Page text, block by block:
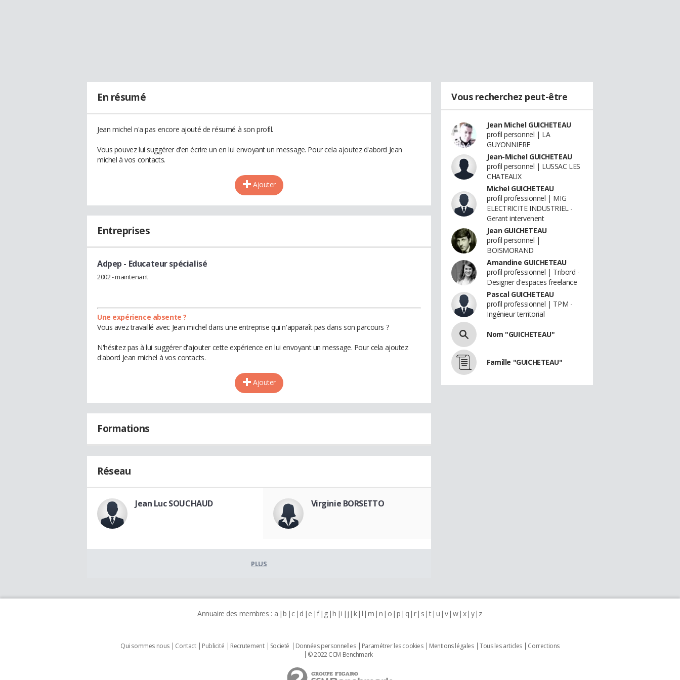
En résumé
Jean michel n'a pas encore ajouté de résumé à son profil.
Vous pouvez lui suggérer d'en écrire un en lui envoyant un message. Pour cela ajoutez d'abord Jean
michel à vos contacts.
Ajouter
Entreprises
Adpep - Educateur spécialisé
2002 - maintenant
Une expérience absente ?
Vous avez travaillé avec Jean michel dans une entreprise qui n'apparaît pas dans son parcours ?
N'hésitez pas à lui suggérer d'ajouter cette expérience en lui envoyant un message. Pour cela ajoutez
d'abord Jean michel à vos contacts.
Ajouter
Formations
Réseau
Jean Luc SOUCHAUD Virginie BORSETTO
PLUS
Vous recherchez peut-être
Jean Michel GUICHETEAU
profil personnel | LA
GUYONNIERE
Jean-Michel GUICHETEAU
profil personnel | LUSSAC LES
CHATEAUX
Michel GUICHETEAU
profil professionnel | MIG
ELECTRICITE INDUSTRIEL -
Gerant intervenent
Jean GUICHETEAU
profil personnel |
BOISMORAND
Amandine GUICHETEAU
profil professionnel | Tribord -
Designer d'espaces freelance
Pascal GUICHETEAU
profil professionnel | TPM -
Ingénieur territorial
Nom "GUICHETEAU"
Famille "GUICHETEAU"
Annuaire des membres : a b c d e f g h i j k l m n o p q r s t u v w x y z
Qui sommes nous Contact Publicité Recrutement Societé Données personnelles Paramétrer les cookies Mentions légales Tous les articles
Corrections
© 2022 CCM Benchmark